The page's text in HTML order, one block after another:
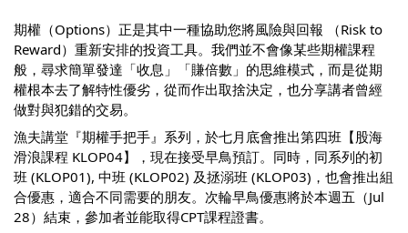
期權（Options）正是其中一種協助您將風險與回報 （Risk to
Reward） 重新安排的投資工具。我們並不會像某些期權課程
般，尋求簡單發達「收息」「賺倍數」的思維模式，而是從期
權根本去了解特性優劣，從而作出取捨決定，也分享講者曾經
做對與犯錯的交易。
漁夫講堂『期權手把手』系列，於七月底會推出第四班【股海
滑浪課程 KLOP04】，現在接受早鳥預訂。同時，同系列的初
班 (KLOP01), 中班 (KLOP02) 及拯溺班 (KLOP03)，也會推出組
合優惠，適合不同需要的朋友。次輪早鳥優惠將於本週五（Jul
28）結束，參加者並能取得CPT課程證書。